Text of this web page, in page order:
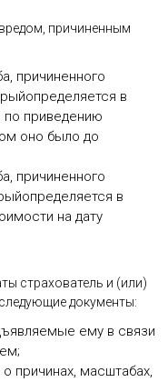
причиненным
причиненного
в
по приведению
оно было до
причиненного
в
на дату
страхователь и (или)
документы:
ему в связи
причинах, масштабах,